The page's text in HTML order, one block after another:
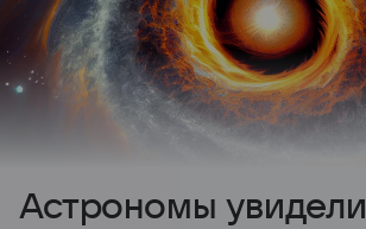
Астрономы увидели